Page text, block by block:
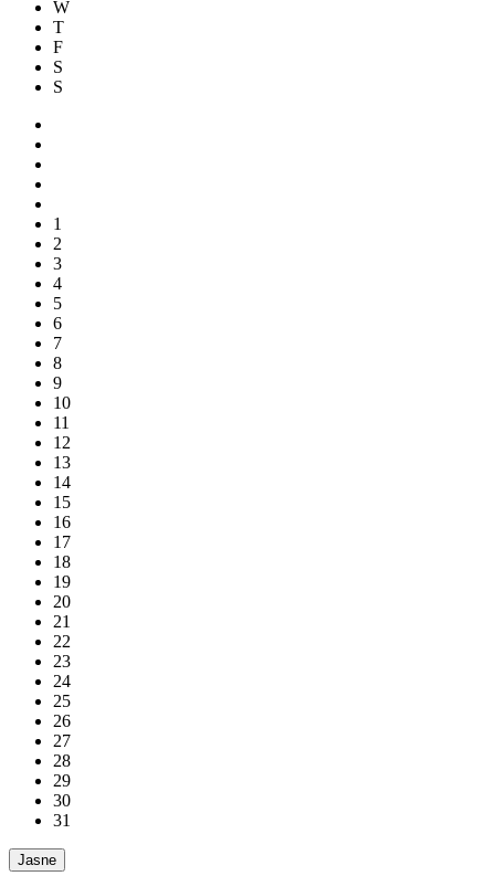
W
T
F
S
S
1
2
3
4
5
6
7
8
9
10
11
12
13
14
15
16
17
18
19
20
21
22
23
24
25
26
27
28
29
30
31
Jasne